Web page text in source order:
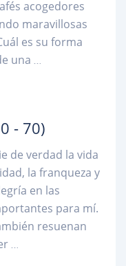
acogedores
maravillosas
es su forma
una ...
- 70)
de verdad la vida
la franqueza y
en las
para mí.
resuenan
...